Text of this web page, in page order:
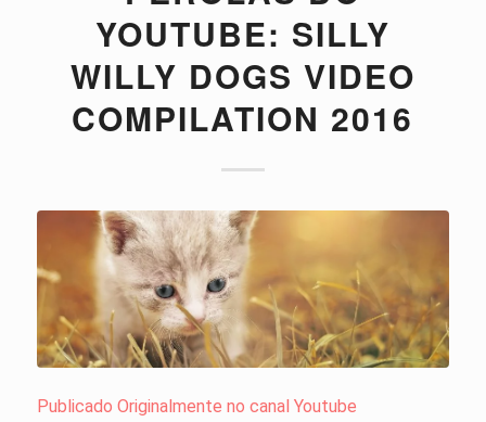
YOUTUBE: SILLY
WILLY DOGS VIDEO
COMPILATION 2016
Publicado Originalmente no canal Youtube